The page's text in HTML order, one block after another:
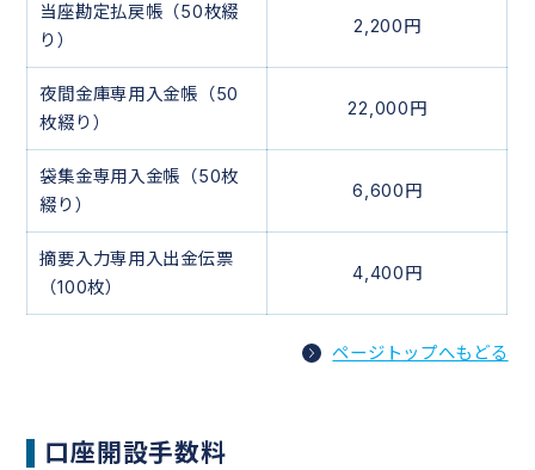
当座勘定払戻帳（50枚綴
り）
2,200円
夜間金庫専用入金帳（50
枚綴り）
22,000円
袋集金専用入金帳（50枚
綴り）
6,600円
摘要入力専用入出金伝票
（100枚）
4,400円
ページトップへもどる
口座開設手数料